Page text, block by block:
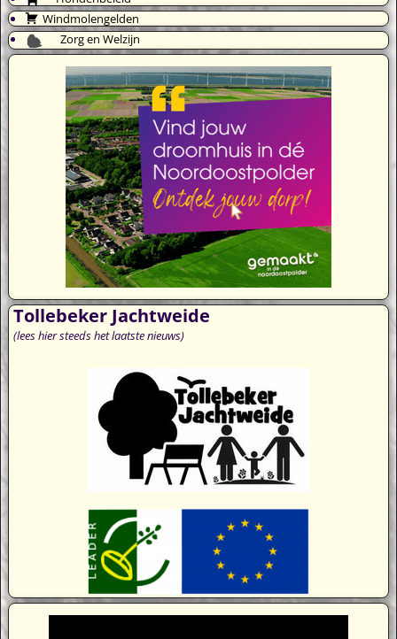
Windmolengelden
Zorg en Welzijn
Tollebeker Jachtweide
(lees hier steeds het laatste nieuws)